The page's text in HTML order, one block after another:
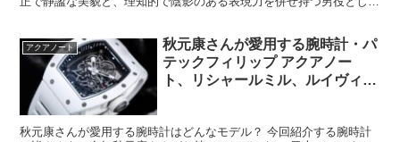
月城かなとさんはどんな人？ 月城かなとさんとは、宝塚歌劇団にお
いて長く第一線で活躍し、月組トップスターを務めた人物である。端
正で静謐な美貌と、理知的で陰影のある表現力を併せ持つ男役とし
て、多くの観客を魅了してきた存在である。 月城さんの最大...
アクアノート
テックフィリップ アクアノー